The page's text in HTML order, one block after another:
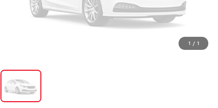
1 / 1